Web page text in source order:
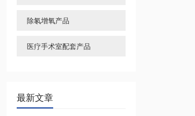
除氡增氧产品
医疗手术室配套产品
最新文章